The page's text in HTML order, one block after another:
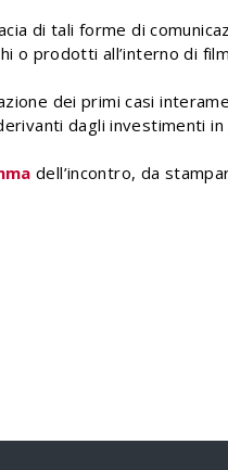
di tali forme di
o prodotti all’interno di
dei primi casi
dagli investimenti
dell’incontro, da